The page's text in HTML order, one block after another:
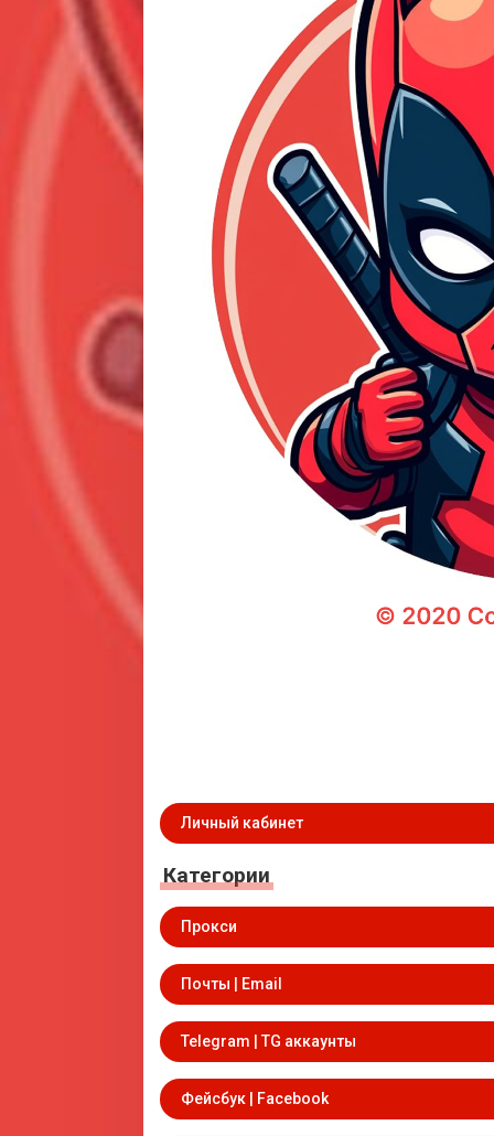
Личный кабинет
Категории
Прокси
Почты | Email
Telegram | TG аккаунты
Фейсбук | Facebook